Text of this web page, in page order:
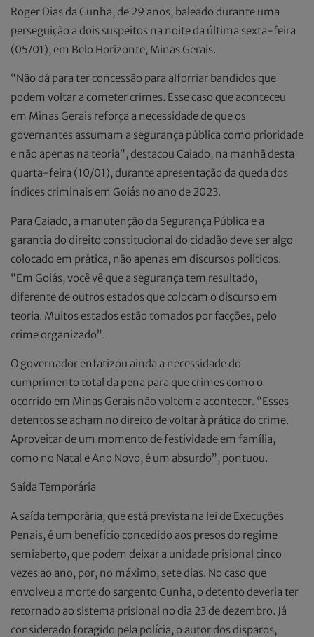
Roger Dias da Cunha, de 29 anos, baleado durante uma
perseguição a dois suspeitos na noite da última sexta-feira
(05/01), em Belo Horizonte, Minas Gerais.
“Não dá para ter concessão para alforriar bandidos que
podem voltar a cometer crimes. Esse caso que aconteceu
em Minas Gerais reforça a necessidade de que os
governantes assumam a segurança pública como prioridade
e não apenas na teoria”, destacou Caiado, na manhã desta
quarta-feira (10/01), durante apresentação da queda dos
índices criminais em Goiás no ano de 2023.
Para Caiado, a manutenção da Segurança Pública e a
garantia do direito constitucional do cidadão deve ser algo
colocado em prática, não apenas em discursos políticos.
“Em Goiás, você vê que a segurança tem resultado,
diferente de outros estados que colocam o discurso em
teoria. Muitos estados estão tomados por facções, pelo
crime organizado”.
O governador enfatizou ainda a necessidade do
cumprimento total da pena para que crimes como o
ocorrido em Minas Gerais não voltem a acontecer. “Esses
detentos se acham no direito de voltar à prática do crime.
Aproveitar de um momento de festividade em família,
como no Natal e Ano Novo, é um absurdo”, pontuou.
Saída Temporária
A saída temporária, que está prevista na lei de Execuções
Penais, é um benefício concedido aos presos do regime
semiaberto, que podem deixar a unidade prisional cinco
vezes ao ano, por, no máximo, sete dias. No caso que
envolveu a morte do sargento Cunha, o detento deveria ter
retornado ao sistema prisional no dia 23 de dezembro. Já
considerado foragido pela polícia, o autor dos disparos,